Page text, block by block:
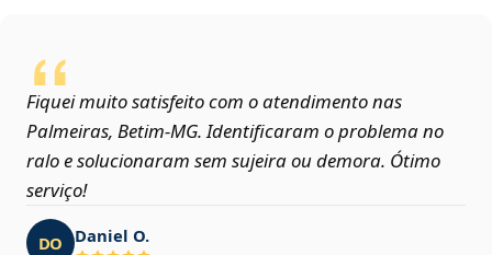
Fiquei muito satisfeito com o atendimento nas
Palmeiras, Betim‑MG. Identificaram o problema no
ralo e solucionaram sem sujeira ou demora. Ótimo
serviço!
DO Daniel O.